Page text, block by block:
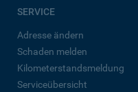
SERVICE
Adresse ändern
Schaden melden
Kilometerstandsmeldung
Serviceübersicht